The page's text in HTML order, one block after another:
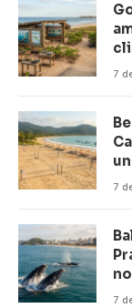
7
7
7